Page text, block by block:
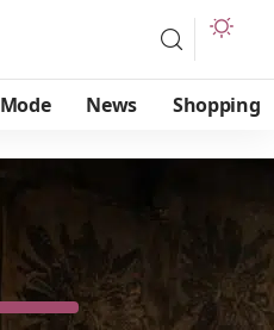
Mode News Shopping